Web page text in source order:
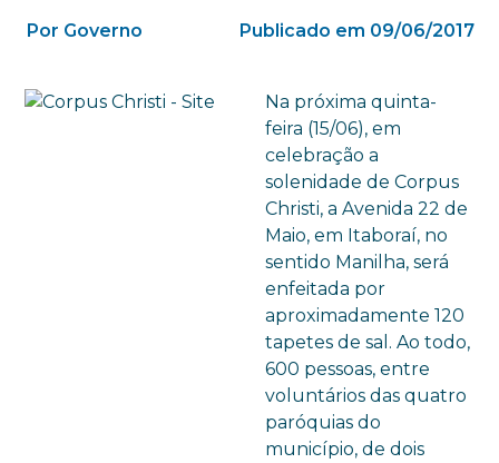
Por Governo Publicado em 09/06/2017
Na próxima quinta-
feira (15/06), em
celebração a
solenidade de Corpus
Christi, a Avenida 22 de
Maio, em Itaboraí, no
sentido Manilha, será
enfeitada por
aproximadamente 120
tapetes de sal. Ao todo,
600 pessoas, entre
voluntários das quatro
paróquias do
município, de dois